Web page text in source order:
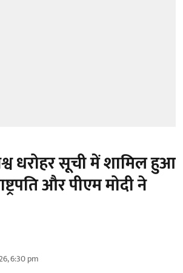
धरोहर सूची में शामिल हुआ
और पीएम मोदी ने
6:30 pm